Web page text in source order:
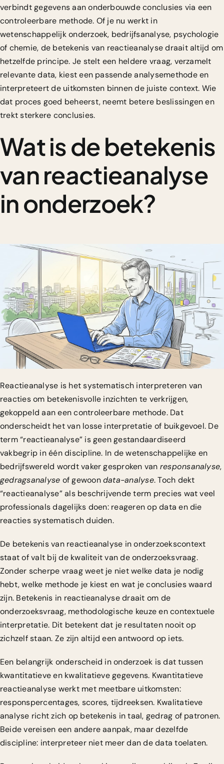
verbindt gegevens aan onderbouwde conclusies via een
controleerbare methode. Of je nu werkt in
wetenschappelijk onderzoek, bedrijfsanalyse, psychologie
of chemie, de betekenis van reactieanalyse draait altijd om
hetzelfde principe. Je stelt een heldere vraag, verzamelt
relevante data, kiest een passende analysemethode en
interpreteert de uitkomsten binnen de juiste context. Wie
dat proces goed beheerst, neemt betere beslissingen en
trekt sterkere conclusies.
Wat is de betekenis
van reactieanalyse
in onderzoek?
Reactieanalyse is het systematisch interpreteren van
reacties om betekenisvolle inzichten te verkrijgen,
gekoppeld aan een controleerbare methode. Dat
onderscheidt het van losse interpretatie of buikgevoel. De
term “reactieanalyse” is geen gestandaardiseerd
vakbegrip in één discipline. In de wetenschappelijke en
bedrijfswereld wordt vaker gesproken van responsanalyse,
gedragsanalyse of gewoondata-analyse. Toch dekt
“reactieanalyse” als beschrijvende term precies wat veel
professionals dagelijks doen: reageren op data en die
reacties systematisch duiden.
De betekenis van reactieanalyse in onderzoekscontext
staat of valt bij de kwaliteit van de onderzoeksvraag.
Zonder scherpe vraag weet je niet welke data je nodig
hebt, welke methode je kiest en wat je conclusies waard
zijn. Betekenis in reactieanalyse draait om de
onderzoeksvraag, methodologische keuze en contextuele
interpretatie. Dit betekent dat je resultaten nooit op
zichzelf staan. Ze zijn altijd een antwoord op iets.
Een belangrijk onderscheid in onderzoek is dat tussen
kwantitatieve en kwalitatieve gegevens. Kwantitatieve
reactieanalyse werkt met meetbare uitkomsten:
responspercentages, scores, tijdreeksen. Kwalitatieve
analyse richt zich op betekenis in taal, gedrag of patronen.
Beide vereisen een andere aanpak, maar dezelfde
discipline: interpreteer niet meer dan de data toelaten.